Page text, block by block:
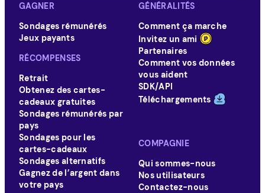
GAGNER
Sondages rémunérés
Jeux payants
RÉCOMPENSES
Retrait
Obtenez des cartes-
cadeaux gratuites
Sondages rémunérés par
pays
Sondages pour les
cartes-cadeaux
Sondages alternatifs
Gagnez de l’argent dans
votre pays
GÉNÉRALITÉS
Comment ça marche
Invitez un ami
Partenaires
Comment vos données
vous aident
SDK/API
Téléchargements
COMPAGNIE
Qui sommes-nous
Nos utilisateurs
Contactez-nous